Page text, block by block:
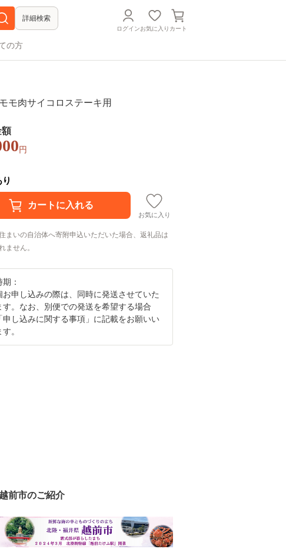
詳細検索
ログインお気に入り カート
の方
モ肉サイコロステーキ用
額
円
お気に入り
まいの自治体へ寄附申込いただいた場合、返礼品は
ません。
：
お申し込みの際は、同時に発送させていた
す。なお、別便での発送を希望する場合
申し込みに関する事項」に記載をお願いい
。
前市のご紹介